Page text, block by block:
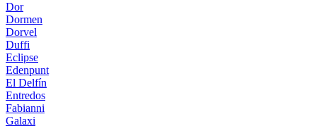
Dor
Dormen
Dorvel
Duffi
Eclipse
Edenpunt
El Delfín
Entredos
Fabianni
Galaxi